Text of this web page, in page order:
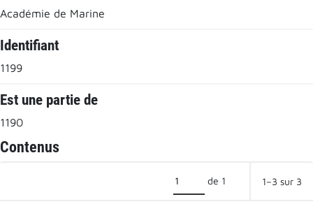
Académie de Marine
Identifiant
1199
Est une partie de
1190
Contenus
de 1 1–3 sur 3